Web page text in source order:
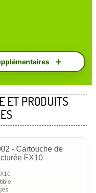
ET PRODUITS
- Cartouche de
FX10